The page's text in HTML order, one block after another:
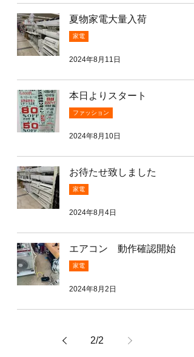
夏物家電大量入荷
家電
2024年8月11日
本日よりスタート
ファッション
2024年8月10日
お待たせ致しました
家電
2024年8月4日
エアコン 動作確認開始
家電
2024年8月2日
2/2